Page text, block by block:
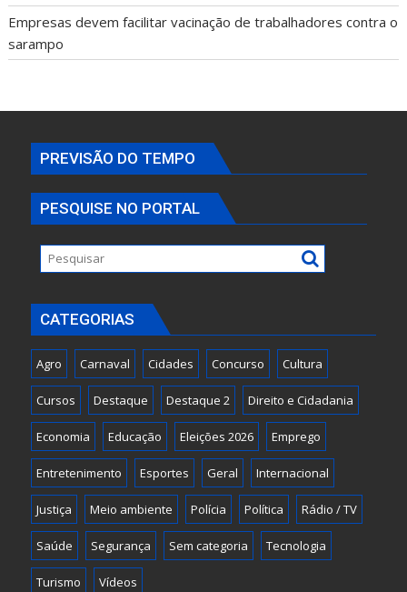
Empresas devem facilitar vacinação de trabalhadores contra o
sarampo
PREVISÃO DO TEMPO
PESQUISE NO PORTAL
CATEGORIAS
Agro Carnaval Cidades Concurso Cultura
Cursos Destaque Destaque 2 Direito e Cidadania
Economia Educação Eleições 2026 Emprego
Entretenimento Esportes Geral Internacional
Justiça Meio ambiente Polícia Política Rádio / TV
Saúde Segurança Sem categoria Tecnologia
Turismo Vídeos